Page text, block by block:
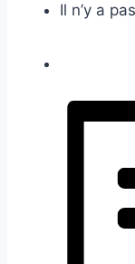
Il n’y a